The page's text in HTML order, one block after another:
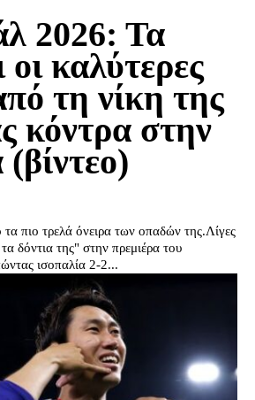
2026: Τα
οι καλύτερες
τη νίκη της
κόντρα στην
πιο τρελά όνειρα των οπαδών της.Λίγες
δόντια της" στην πρεμιέρα του
ισοπαλία 2-2...